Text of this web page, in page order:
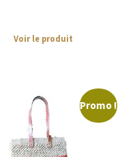
Voir le produit
Promo !